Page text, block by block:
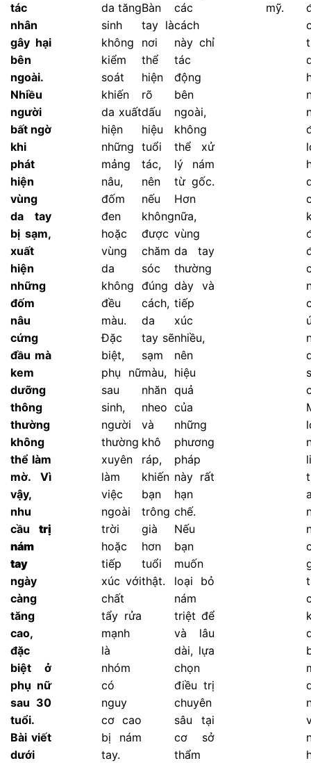
tác
nhân
gây hại
bên
ngoài.
Nhiều
người
bất ngờ
khi
phát
hiện
vùng
da tay
bị sạm,
xuất
hiện
những
đốm
nâu
cứng
đầu mà
kem
dưỡng
thông
thường
không
thể làm
mờ. Vì
vậy,
nhu
cầu trị
nám
tay
ngày
càng
tăng
cao,
đặc
biệt ở
phụ nữ
sau 30
tuổi.
Bài viết
dưới
da tăng
sinh
không
kiểm
soát
khiến
da xuất
hiện
những
mảng
nâu,
đốm
đen
hoặc
vùng
da
không
đều
màu.
Đặc
biệt,
phụ nữ
sau
sinh,
người
thường
xuyên
làm
việc
ngoài
trời
hoặc
tiếp
xúc với
chất
tẩy rửa
mạnh
là
nhóm
có
nguy
cơ cao
bị nám
tay.
Bàn
tay là
nơi
thể
hiện
rõ
dấu
hiệu
tuổi
tác,
nên
nếu
không
được
chăm
sóc
đúng
cách,
da
tay sẽ
sạm
màu,
nhăn
nheo
và
khô
ráp,
khiến
bạn
trông
già
hơn
tuổi
thật.
các
cách
này chỉ
tác
động
bên
ngoài,
không
thể xử
lý nám
từ gốc.
Hơn
nữa,
vùng
da tay
thường
dày và
tiếp
xúc
nhiều,
nên
hiệu
quả
của
những
phương
pháp
này rất
hạn
chế.
Nếu
bạn
muốn
loại bỏ
nám
triệt để
và lâu
dài, lựa
chọn
điều trị
chuyên
sâu tại
cơ sở
thẩm
mỹ.